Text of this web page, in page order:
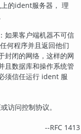
的ident服务器， 理
如果客户端机器不可信
何程序并且返回他们
封闭的网络，这样的网
且数据库和操作系统管
须信任运行 ident 服
访问控制协议。
--RFC 1413